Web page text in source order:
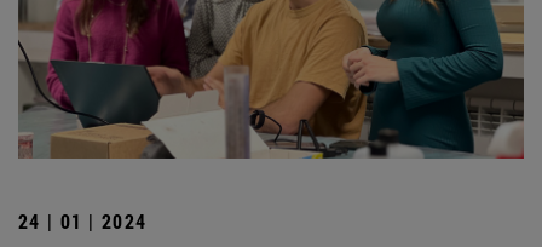
24 | 01 | 2024